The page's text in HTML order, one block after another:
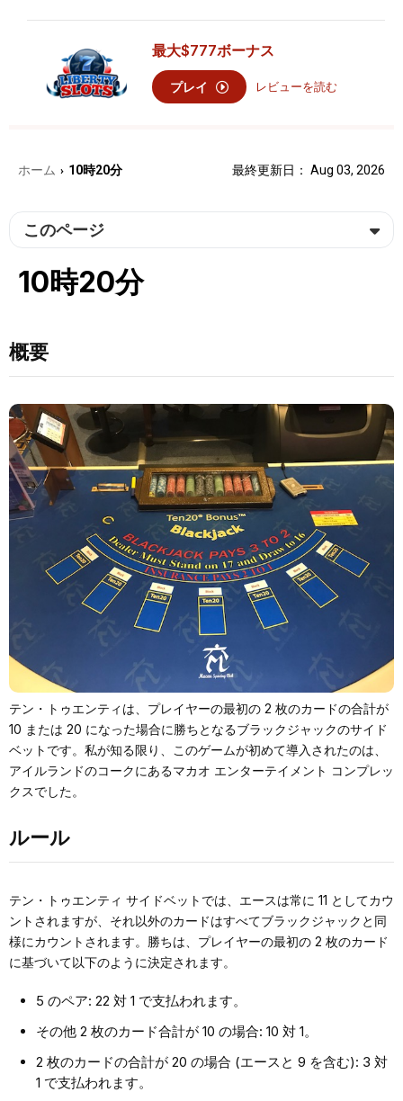
最大$777ボーナス
プレイ レビューを読む
ホーム › 10時20分 最終更新日： Aug 03, 2026
このページ
10時20分
概要
テン・トゥエンティは、プレイヤーの最初の 2 枚のカードの合計が
10 または 20 になった場合に勝ちとなるブラックジャックのサイド
ベットです。私が知る限り、このゲームが初めて導入されたのは、
アイルランドのコークにあるマカオ エンターテイメント コンプレッ
クスでした。
ルール
テン・トゥエンティ サイドベットでは、エースは常に 11 としてカウ
ントされますが、それ以外のカードはすべてブラックジャックと同
様にカウントされます。勝ちは、プレイヤーの最初の 2 枚のカード
に基づいて以下のように決定されます。
5 のペア: 22 対 1 で支払われます。
その他 2 枚のカード合計が 10 の場合: 10 対 1。
2 枚のカードの合計が 20 の場合 (エースと 9 を含む): 3 対
1 で支払われます。